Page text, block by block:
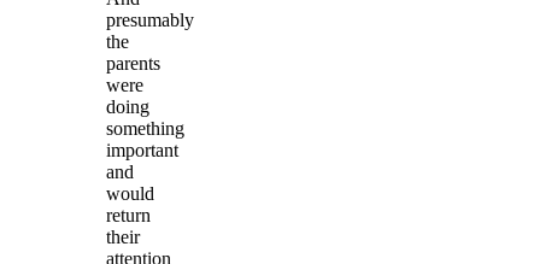
presumably
the
parents
were
doing
something
important
and
would
return
their
attention